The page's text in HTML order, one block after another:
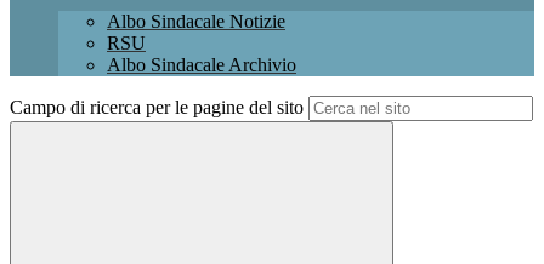
Albo Sindacale Notizie
RSU
Albo Sindacale Archivio
Campo di ricerca per le pagine del sito